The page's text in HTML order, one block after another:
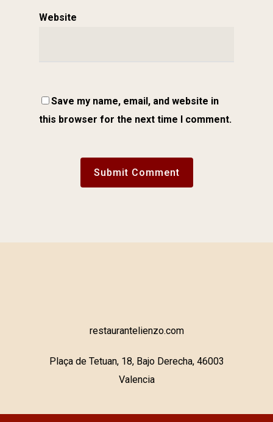
Website
Save my name, email, and website in
this browser for the next time I comment.
restaurantelienzo.com
Plaça de Tetuan, 18, Bajo Derecha, 46003
Valencia